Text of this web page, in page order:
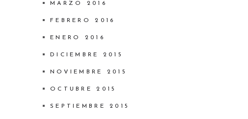
MARZO 2016
FEBRERO 2016
ENERO 2016
DICIEMBRE 2015
NOVIEMBRE 2015
OCTUBRE 2015
SEPTIEMBRE 2015